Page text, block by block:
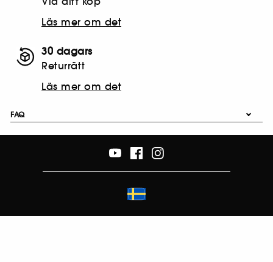
Läs mer om det
30 dagars
Returrätt
Läs mer om det
FAQ